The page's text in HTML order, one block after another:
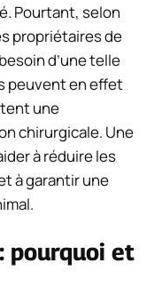
Pourtant, selon
propriétaires de
d’une telle
peuvent en effet
une
chirurgicale. Une
à réduire les
à garantir une
pourquoi et